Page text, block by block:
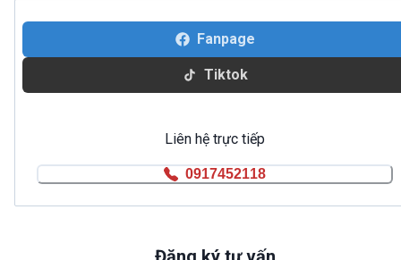
Fanpage
Tiktok
Liên hệ trực tiếp
0917452118